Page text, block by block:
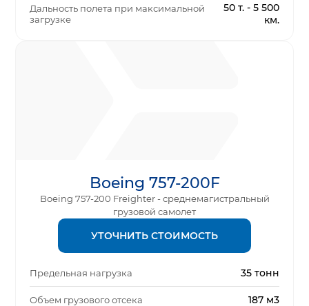
Дальность полета при максимальной
загрузке
50 т. - 5 500
км.
Boeing 757-200F
Boeing 757-200 Freighter - среднемагистральный
грузовой самолет
УТОЧНИТЬ СТОИМОСТЬ
Предельная нагрузка 35 тонн
Объем грузового отсека 187 м3